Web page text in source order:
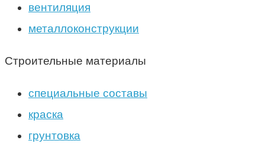
вентиляция
металлоконструкции
Строительные материалы
специальные составы
краска
грунтовка